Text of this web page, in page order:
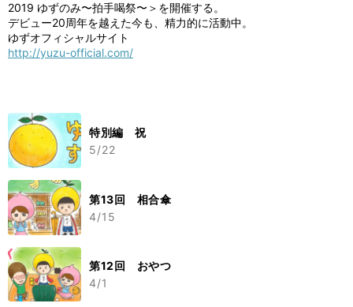
編集部
2019 ゆずのみ〜拍手喝祭〜＞を開催する。
デビュー20周年を越えた今も、精力的に活動中。
ゆずオフィシャルサイト
http://yuzu-official.com/
特別編 祝
5/22
第13回 相合傘
4/15
第12回 おやつ
4/1